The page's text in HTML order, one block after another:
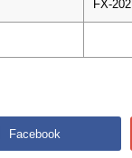
FX-202
Facebook